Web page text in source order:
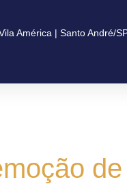
América | Santo André/